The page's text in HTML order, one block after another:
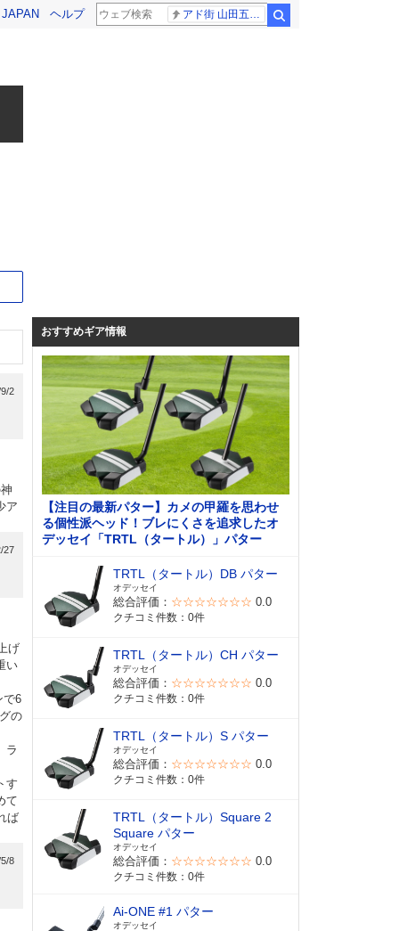
ヘルプ
2
ア
27
げ
い
で6
の
ラ
す
て
ば
8
おすすめギア情報
【注目の最新パター】カメの甲羅を思わせ
る個性派ヘッド！ブレにくさを追求したオ
デッセイ「TRTL（タートル）」パター
TRTL（タートル）DB パター
オデッセイ
総合評価： ☆☆☆☆☆☆☆ 0.0
クチコミ件数：0件
TRTL（タートル）CH パター
オデッセイ
総合評価： ☆☆☆☆☆☆☆ 0.0
クチコミ件数：0件
TRTL（タートル）S パター
オデッセイ
総合評価： ☆☆☆☆☆☆☆ 0.0
クチコミ件数：0件
TRTL（タートル）Square 2
Square パター
オデッセイ
総合評価： ☆☆☆☆☆☆☆ 0.0
クチコミ件数：0件
Ai-ONE #1 パター
オデッセイ